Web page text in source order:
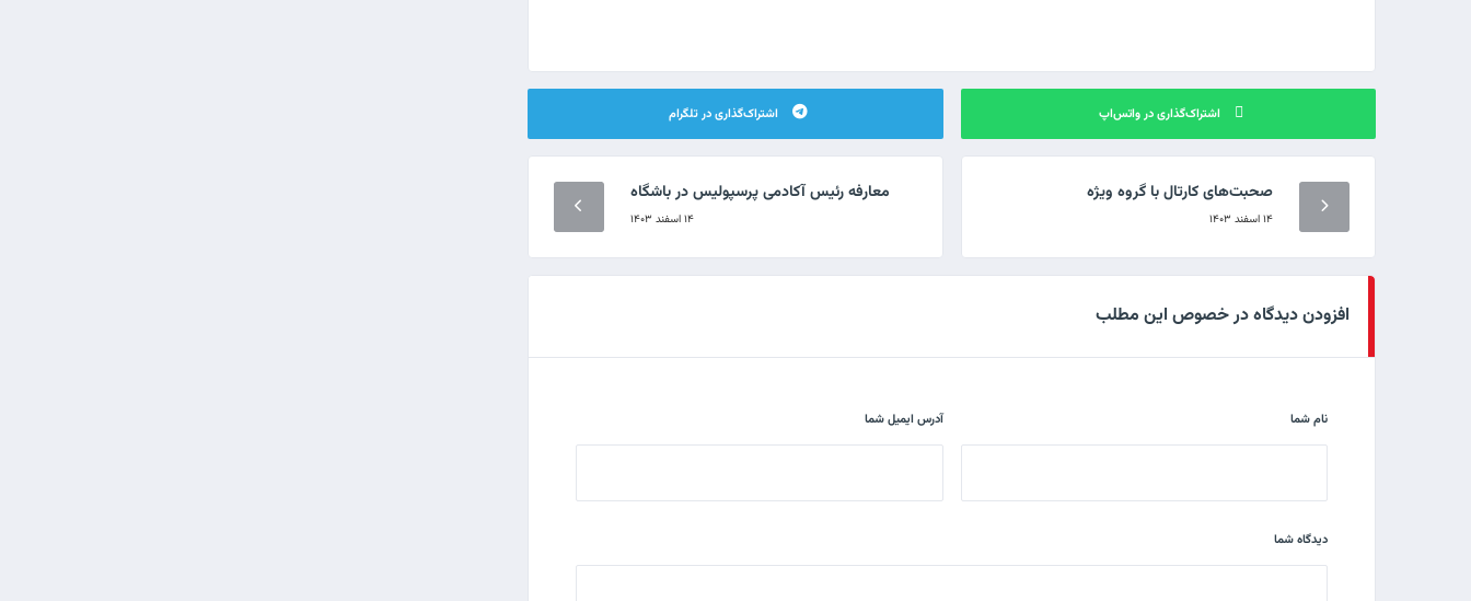
اشتراک‌گذاری در واتس‌اپ اشتراک‌گذاری در تلگرام
صحبت‌های کارتال با گروه ویژه
۱۴ اسفند ۱۴۰۳
معارفه رئیس آکادمی پرسپولیس در باشگاه
۱۴ اسفند ۱۴۰۳
افزودن دیدگاه در خصوص این مطلب
نام شما آدرس ایمیل شما
دیدگاه شما